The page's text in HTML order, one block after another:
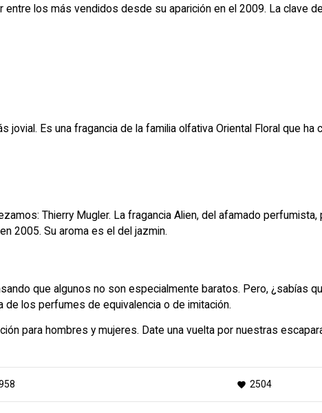
los más vendidos desde su aparición en el 2009. La clave
Es una fragancia de la familia olfativa Oriental Floral que
Thierry Mugler. La fragancia Alien, del afamado
2005. Su aroma es el del jazmin.
que algunos no son especialmente baratos. Pero, ¿sabías
los perfumes de equivalencia o de imitación.
para hombres y mujeres. Date una vuelta por nuestras
favorite 2504